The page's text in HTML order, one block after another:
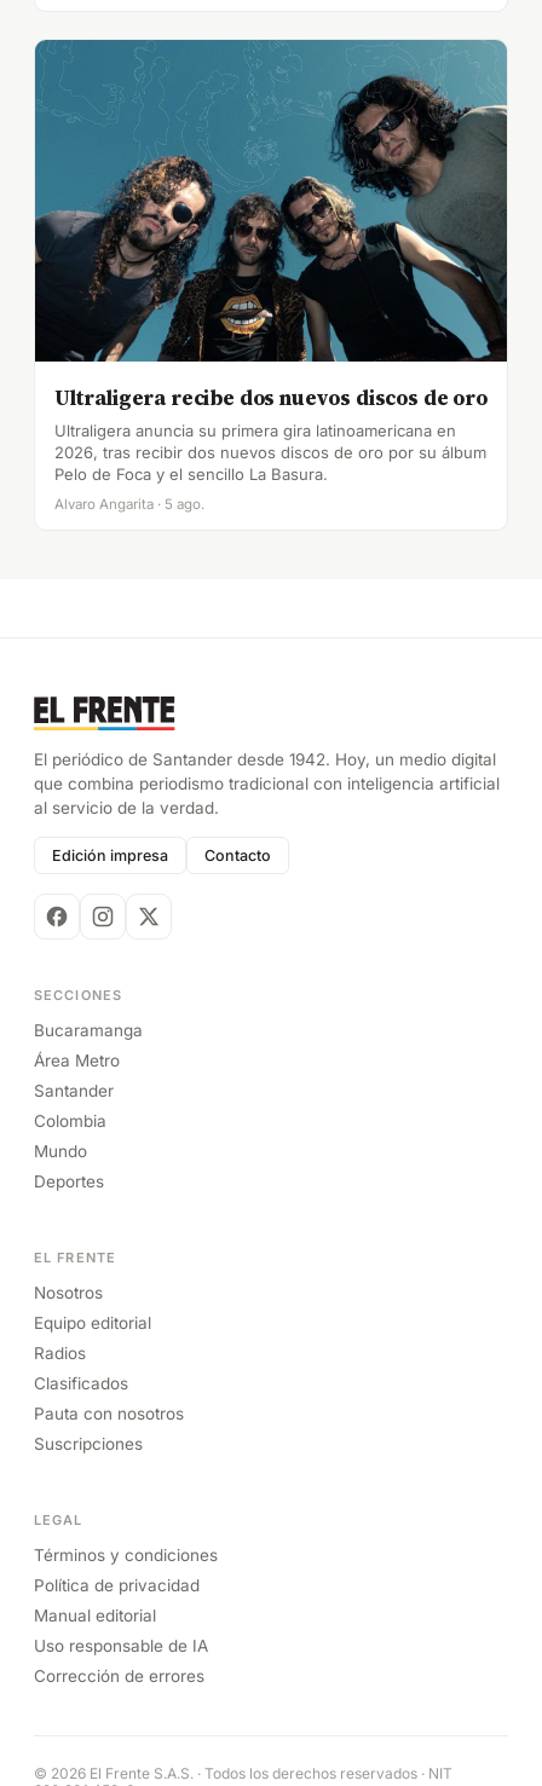
Ultraligera recibe dos nuevos discos de oro
Ultraligera anuncia su primera gira latinoamericana en
2026, tras recibir dos nuevos discos de oro por su álbum
Pelo de Foca y el sencillo La Basura.
Alvaro Angarita · 5 ago.
El periódico de Santander desde 1942. Hoy, un medio digital
que combina periodismo tradicional con inteligencia artificial
al servicio de la verdad.
Edición impresa Contacto
SECCIONES
Bucaramanga
Área Metro
Santander
Colombia
Mundo
Deportes
EL FRENTE
Nosotros
Equipo editorial
Radios
Clasificados
Pauta con nosotros
Suscripciones
LEGAL
Términos y condiciones
Política de privacidad
Manual editorial
Uso responsable de IA
Corrección de errores
© 2026 El Frente S.A.S. · Todos los derechos reservados · NIT